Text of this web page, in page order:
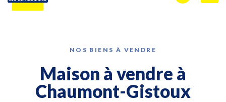
NOS BIENS À VENDRE
Maison à vendre à
Chaumont-Gistoux